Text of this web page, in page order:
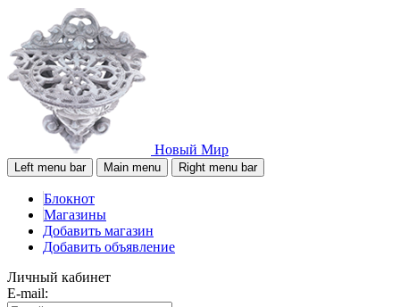
Новый Мир
Left menu bar Main menu Right menu bar
Блокнот
Магазины
Добавить магазин
Добавить объявление
Личный кабинет
E-mail: